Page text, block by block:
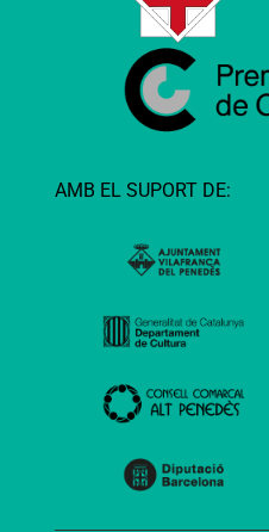
AMB EL SUPORT DE: